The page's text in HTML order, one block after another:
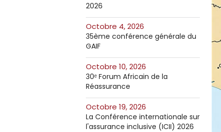
2026
octobre 4, 2026
35ème conférence générale du
GAIF
octobre 10, 2026
30ᵉ Forum Africain de la
Réassurance
octobre 19, 2026
La Conférence internationale sur
l'assurance inclusive (ICII) 2026